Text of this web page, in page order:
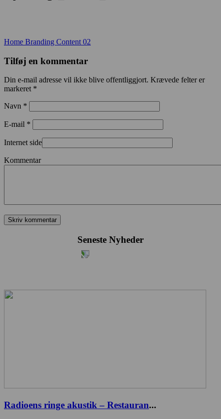
Indlægsnavigation
Home Branding Content 02
Tilføj en kommentar
Din e-mail adresse vil ikke blive offentliggjort. Krævede felter er
markeret *
Navn *
E-mail *
Internet side
Kommentar
Seneste Nyheder
Radioens ringe akustik – Restauran...